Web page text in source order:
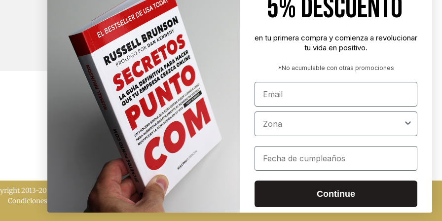
"Nunca es demasiado tarde para ser la
persona que podrías haber sido"
"Tener éxito es lograr lo que quieres.
"Es más importante elegir el destino
correcto que la velocidad con la que
avanzamos"
- José María Vicedo
2013-2026 MÁXIMO POTENCIAL | Todos los derechos reservados
Condiciones de venta
Política de cookies|Política de privacidad
5% DESCUENTO
en tu primera compra y comienza a revolucionar
tu vida en positivo.
*No acumulable con otras promociones
Email
Zona
Cumpleaños
Continue